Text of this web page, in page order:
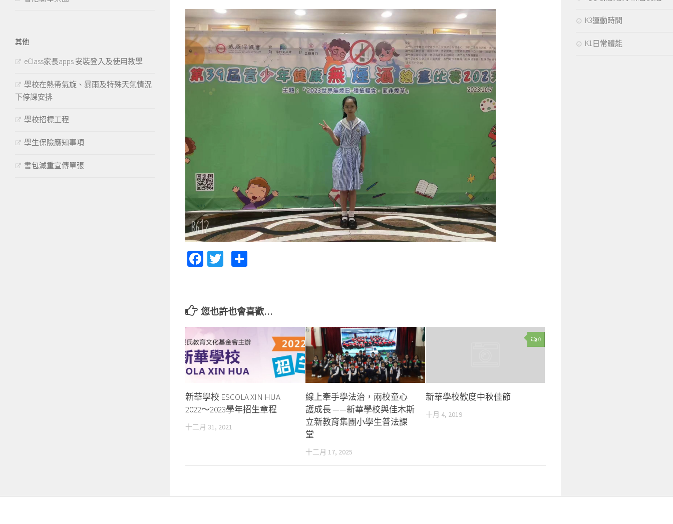
Facebook
Twitter
您也許也會喜歡…
新華學校 ESCOLA XIN HUA
2022～2023學年招生章程
十二月 31, 2021
線上牽手學法治，兩校童心
護成長 ——新華學校與佳木斯
立新教育集團小學生普法課
堂
十二月 17, 2025
0
新華學校歡度中秋佳節
十月 4, 2019
其他
eClass家長apps 安裝登入及使用教學
學校在熱帶氣旋、暴雨及特殊天氣情況
下停課安排
學校招標工程
學生保險應知事項
書包減重宣傳單張
K3運動時間
K1日常體能